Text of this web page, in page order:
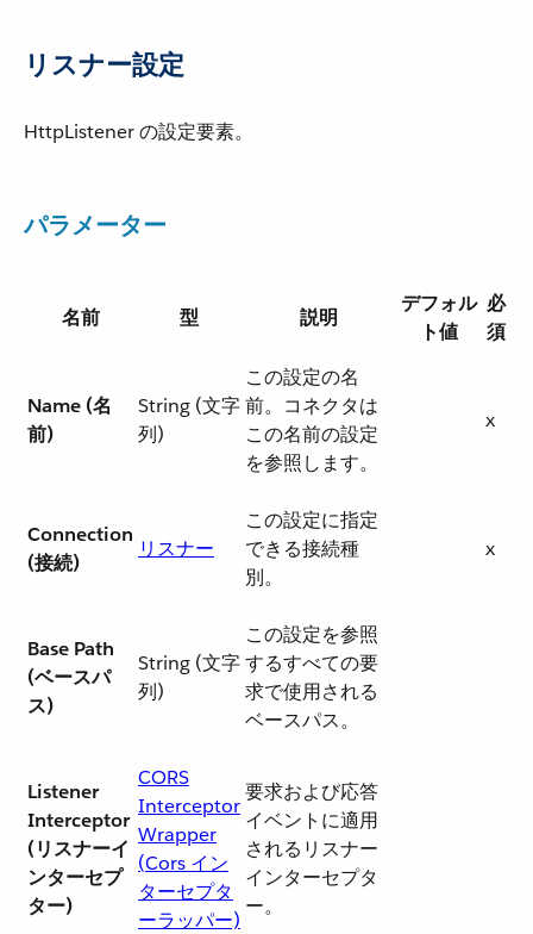
リスナー設定
HttpListener の設定要素。
パラメーター
名前 型 説明
デフォル
ト値
必
須
Name (名
前)
String (文字
列)
この設定の名
前。コネクタは
この名前の設定
を参照します。
x
Connection
(接続)
リスナー
この設定に指定
できる接続種
別。
x
Base Path
(ベースパ
ス)
String (文字
列)
この設定を参照
するすべての要
求で使用される
ベースパス。
Listener
Interceptor
(リスナーイ
ンターセプ
ター)
CORS
Interceptor
Wrapper
(Cors イン
ターセプタ
ーラッパー)
要求および応答
イベントに適用
されるリスナー
インターセプタ
ー。